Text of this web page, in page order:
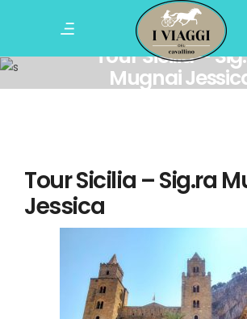
Tour Sicilia –
Mugnai
Tour Sicilia – Sig.ra
Jessica